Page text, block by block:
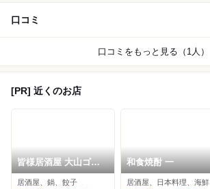
口コミ
口コミをもっと見る（1人）
[PR] 近くのお店
皆様居酒屋 大山ゴー
ルデン
居酒屋、鍋、餃子
和食焼酎 一
居酒屋、日本料理、海鮮